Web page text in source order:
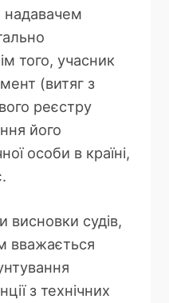
того, учасник
(витяг з
реєстру
його
особи в країні,
висновки судів,
вважається
з технічних